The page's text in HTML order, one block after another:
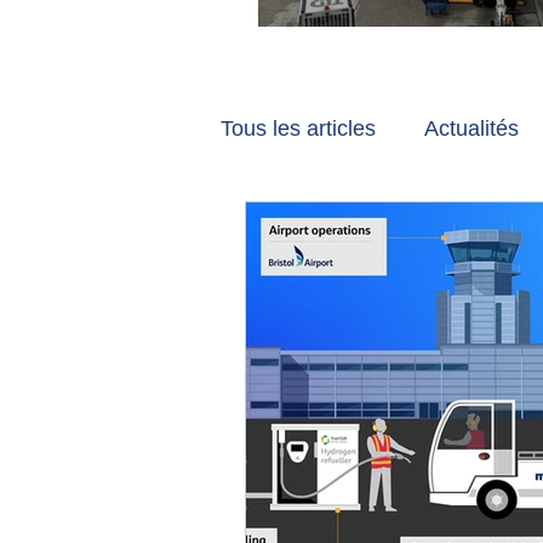
Vancouver et
Tous les articles Actualités
Les tribunes de Gate7
Reportages